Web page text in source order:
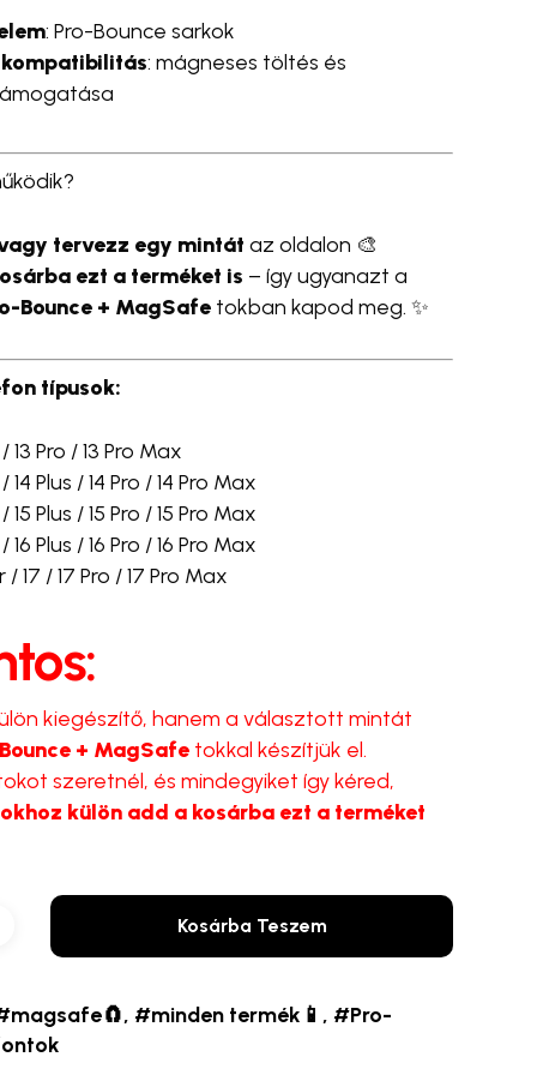
: Pro-Bounce sarkok
: mágneses töltés és
tervezz egy mintát az oldalon 🎨
ezt a terméket is – így ugyanazt a
Bounce + MagSafe tokban kapod meg. ✨
típusok:
13 Pro / 13 Pro Max
14 Plus / 14 Pro / 14 Pro Max
15 Plus / 15 Pro / 15 Pro Max
16 Plus / 16 Pro / 16 Pro Max
17 / 17 Pro / 17 Pro Max
kiegészítő, hanem a választott mintát
+ MagSafe tokkal készítjük el.
szeretnél, és mindegyiket így kéred,
külön add a kosárba ezt a terméket
Kosárba Teszem
,#minden termék📱 ,#Pro-